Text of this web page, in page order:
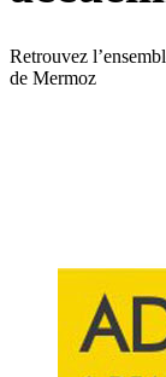
Retrouvez
de Mermoz